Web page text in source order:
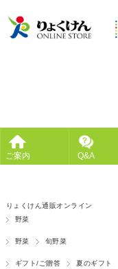
ご案内 Q&A
りょくけん通販オンライン
野菜
野菜 旬野菜
ギフト/ご贈答 夏のギフト